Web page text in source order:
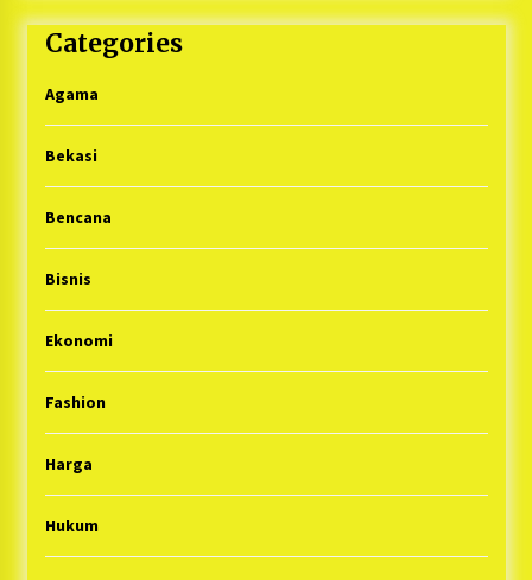
Categories
Agama
Bekasi
Bencana
Bisnis
Ekonomi
Fashion
Harga
Hukum